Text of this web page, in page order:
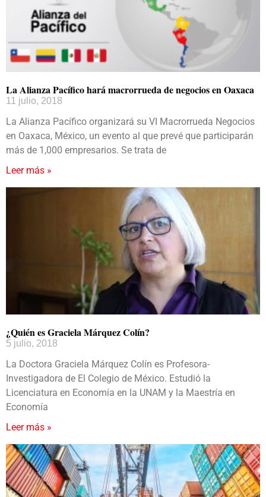
La Alianza Pacífico hará macrorrueda de negocios en Oaxaca
11 julio, 2018
La Alianza Pacífico organizará su VI Macrorrueda Negocios
en Oaxaca, México, un evento al que prevé que participarán
más de 1,000 empresarios. Se trata de
Leer más »
¿Quién es Graciela Márquez Colín?
5 julio, 2018
La Doctora Graciela Márquez Colín es Profesora-
Investigadora de El Colegio de México. Estudió la
Licenciatura en Economía en la UNAM y la Maestría en
Economía
Leer más »